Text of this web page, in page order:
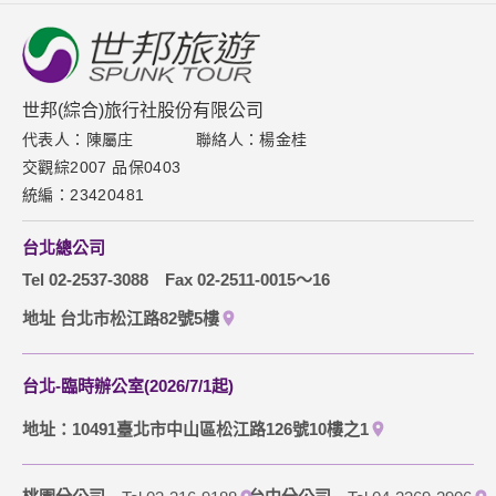
新聞中心
聯絡我們
下載專區
網站導覽
取消訂單說明
隱私權保護政策
世邦(綜合)旅行社股份有限公司
代表人：陳屬庄
聯絡人：楊金桂
交觀綜2007 品保0403
統編：23420481
台北總公司
Tel 02-2537-3088
Fax 02-2511-0015～16
地址 台北市松江路82號5樓
台北-臨時辦公室(2026/7/1起)
地址：10491臺北市中山區松江路126號10樓之1